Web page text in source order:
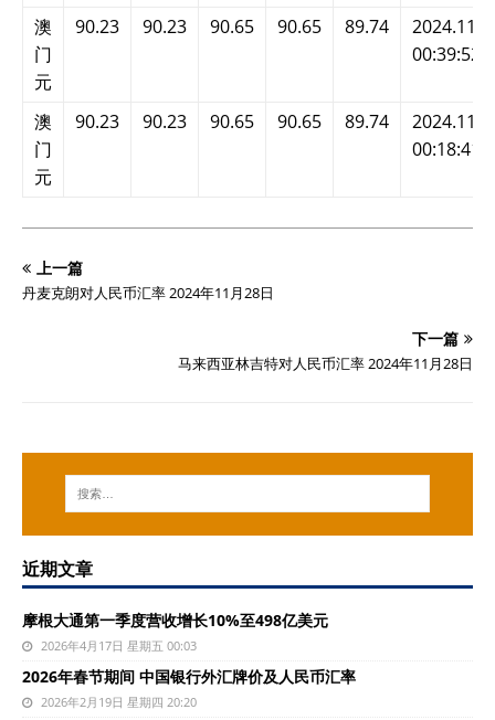
澳
门
元
90.23 90.23 90.65 90.65 89.74
00:39:52
澳
门
元
90.23 90.23 90.65 90.65 89.74
00:18:41
上一篇
丹麦克朗对人民币汇率 2024年11月28日
下一篇
马来西亚林吉特对人民币汇率 2024年11月28日
近期文章
摩根大通第一季度营收增长10%至498亿美元
2026年4月17日 星期五 00:03
2026年春节期间 中国银行外汇牌价及人民币汇率
2026年2月19日 星期四 20:20